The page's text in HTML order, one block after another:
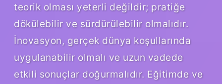
teorik olması yeterli değildir; pratiğe
dökülebilir ve sürdürülebilir olmalıdır.
İnovasyon, gerçek dünya koşullarında
uygulanabilir olmalı ve uzun vadede
etkili sonuçlar doğurmalıdır. Eğitimde ve